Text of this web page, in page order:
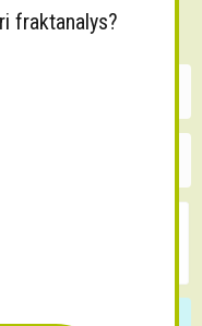
fraktanalys?